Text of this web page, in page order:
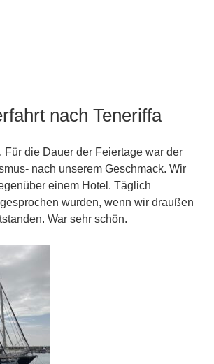
nach Teneriffa
die Dauer der Feiertage war der
nach unserem Geschmack. Wir
einem Hotel. Täglich
wurden, wenn wir draußen
War sehr schön.